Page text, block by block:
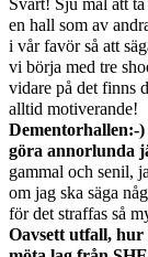
en hall som av
i vår favör så att
vi börja med tre
vidare på det finns
alltid motiverande!
Dementorhallen:-
göra annorlunda
gammal och senil,
om jag ska säga
för det straffas så
Oavsett utfall, hur